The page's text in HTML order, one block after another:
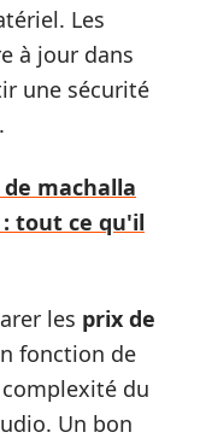
Les
à jour dans
une sécurité
machalla
tout ce qu'il
les prix de
fonction de
complexité du
Un bon